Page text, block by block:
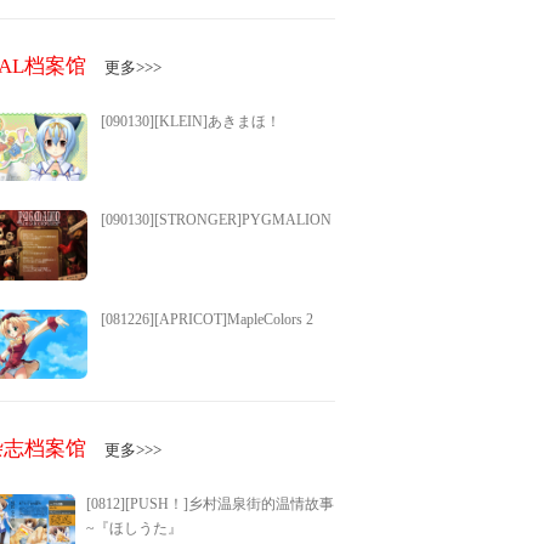
档案馆 更多>>>
[090130][KLEIN]あきまほ！
[090130][STRONGER]PYGMALION
[081226][APRICOT]MapleColors 2
档案馆 更多>>>
[0812][PUSH！]乡村温泉街的温情故事
~『ほしうた』